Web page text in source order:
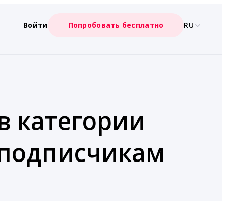
Войти Попробовать бесплатно RU
категории